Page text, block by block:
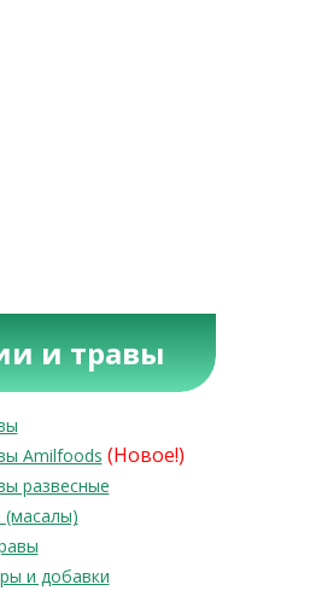
и травы
Amilfoods (Новое!)
развесные
(масалы)
и добавки